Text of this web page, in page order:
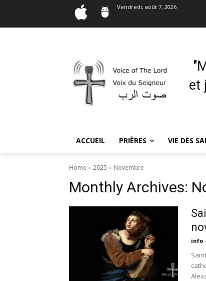
Vendredi, août 7, 2026
et
ACCUEIL PRIÈRES VIE DES
Home 2025 Novembre
Monthly Archives:
info